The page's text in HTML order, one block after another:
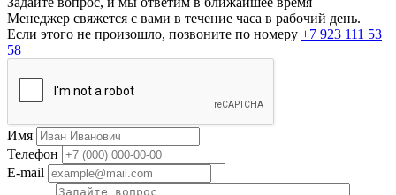
Менеджер свяжется с вами в течение часа в рабочий день.
Если этого не произошло, позвоните по номеру +7 923 111 53
58
Имя
Телефон
E-mail